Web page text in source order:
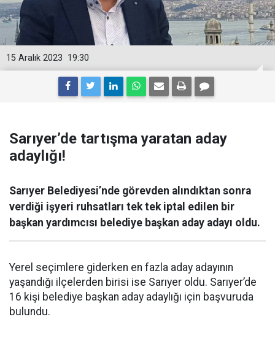
19:30
15 Aralık 2023
Sarıyer’de tartışma yaratan aday
adaylığı!
Sarıyer Belediyesi’nde görevden alındıktan sonra
verdiği işyeri ruhsatları tek tek iptal edilen bir
başkan yardımcısı belediye başkan aday adayı oldu.
Yerel seçimlere giderken en fazla aday adayının
yaşandığı ilçelerden birisi ise Sarıyer oldu. Sarıyer’de
16 kişi belediye başkan aday adaylığı için başvuruda
bulundu.